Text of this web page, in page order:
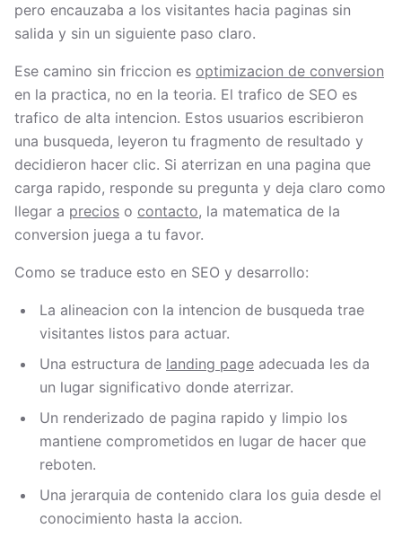
pero encauzaba a los visitantes hacia paginas sin
salida y sin un siguiente paso claro.
Ese camino sin friccion es optimizacion de conversion
en la practica, no en la teoria. El trafico de SEO es
trafico de alta intencion. Estos usuarios escribieron
una busqueda, leyeron tu fragmento de resultado y
decidieron hacer clic. Si aterrizan en una pagina que
carga rapido, responde su pregunta y deja claro como
llegar a precios o contacto, la matematica de la
conversion juega a tu favor.
Como se traduce esto en SEO y desarrollo:
La alineacion con la intencion de busqueda trae
visitantes listos para actuar.
Una estructura de landing page adecuada les da
un lugar significativo donde aterrizar.
Un renderizado de pagina rapido y limpio los
mantiene comprometidos en lugar de hacer que
reboten.
Una jerarquia de contenido clara los guia desde el
conocimiento hasta la accion.